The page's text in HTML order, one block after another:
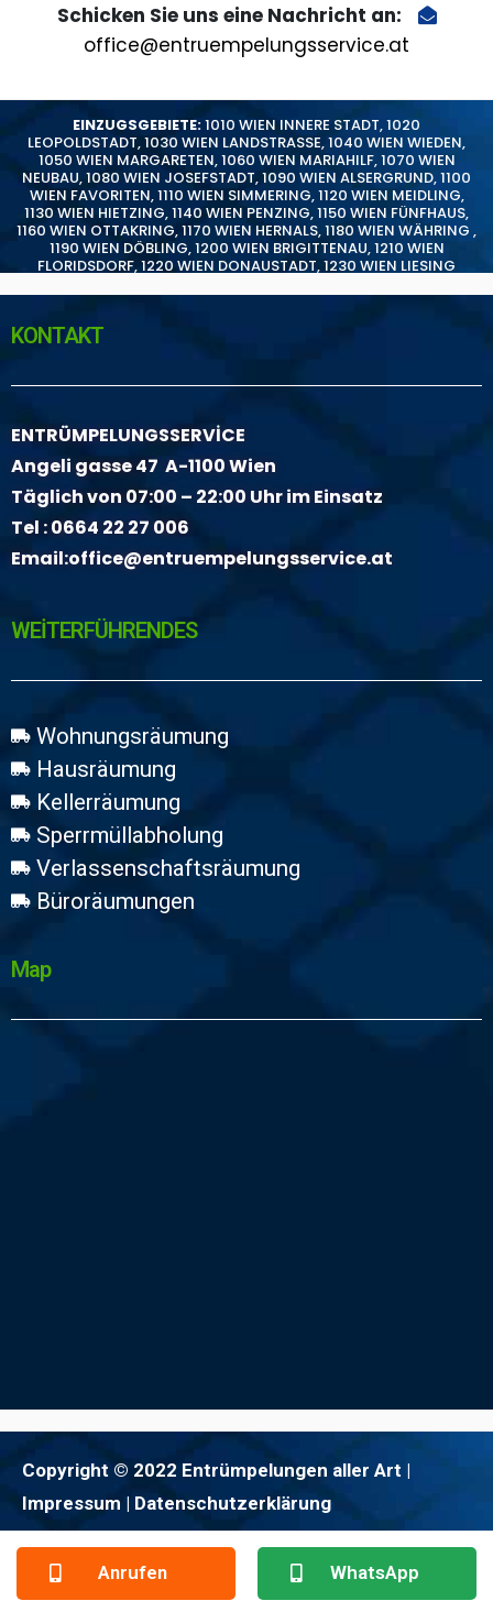
Schicken Sie uns eine Nachricht an:
office@entruempelungsservice.at
EINZUGSGEBIETE:1010 WIEN INNERE STADT,1020
LEOPOLDSTADT,1030 WIEN LANDSTRASSE,1040 WIEN WIEDEN,
1050 WIEN MARGARETEN,1060 WIEN MARIAHILF,1070 WIEN
NEUBAU,1080 WIEN JOSEFSTADT,1090 WIEN ALSERGRUND,1100
WIEN FAVORITEN,1110 WIEN SIMMERING,1120 WIEN MEIDLING,
1130 WIEN HIETZING,1140 WIEN PENZING,1150 WIEN FÜNFHAUS,
1160 WIEN OTTAKRING,1170 WIEN HERNALS,1180 WIEN WÄHRING ,
1190 WIEN DÖBLING,1200 WIEN BRIGITTENAU,1210 WIEN
FLORIDSDORF,1220 WIEN DONAUSTADT,1230 WIEN LIESING
KONTAKT
ENTRÜMPELUNGSSERVİCE
Angeli gasse 47 A-1100 Wien
Täglich von 07:00 – 22:00 Uhr im Einsatz
Tel :0664 22 27 006
Email:office@entruempelungsservice.at
WEİTERFÜHRENDES
Wohnungsräumung
Hausräumung
Kellerräumung
Sperrmüllabholung
Verlassenschaftsräumung
Büroräumungen
Map
Copyright © 2022 Entrümpelungen aller Art |
Impressum | Datenschutzerklärung
Anrufen WhatsApp